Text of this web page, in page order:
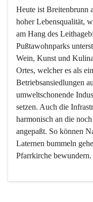
Heute ist Breitenbrunn
hoher Lebensqualität,
am Hang des
Pußtawohnparks
Wein, Kunst und
Ortes, welcher es als
Betriebsansiedlungen
umweltschonende
setzen. Auch die
harmonisch an die
angepaßt. So können
Laternen bummeln
Pfarrkirche bewundern.
Der Weinbau dominert